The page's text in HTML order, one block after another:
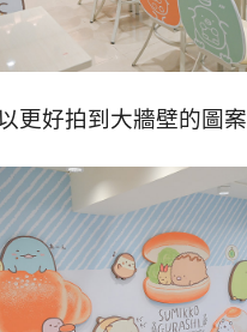
更好拍到大牆壁的圖案